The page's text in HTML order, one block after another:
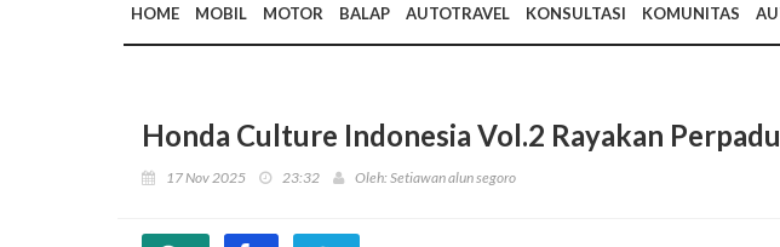
HOME MOBIL MOTOR BALAP AUTOTRAVEL KONSULTASI KOMUNITAS
Honda Culture Indonesia Vol.2 Rayakan
17 Nov 2025 23:32 Oleh: Setiawan alun segoro